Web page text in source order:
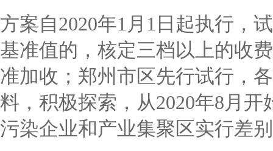
方案自2020年1月1日起执行，
基准值的，核定三档以上的收
准加收；郑州市区先行试行，
料，积极探索，从2020年8月
污染企业和产业集聚区实行差